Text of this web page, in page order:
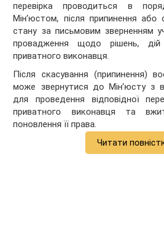
перевірка проводиться в
Мін’юстом, після припинення або
стану за письмовим зверненням
провадження щодо рішень, дій
приватного виконавця.
Після скасування (припинення)
може звернутися до Мін’юсту з
для проведення відповідної
приватного виконавця та
поновлення її права.
Читати